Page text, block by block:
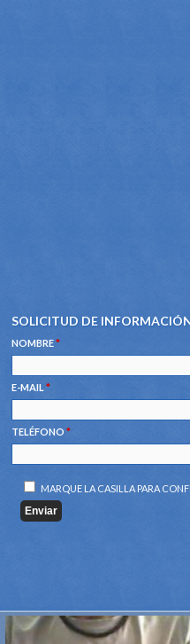
SOLICITUD DE
NOMBRE*
E-MAIL*
TELÉFONO *
MARQUE LA CASILLA PARA